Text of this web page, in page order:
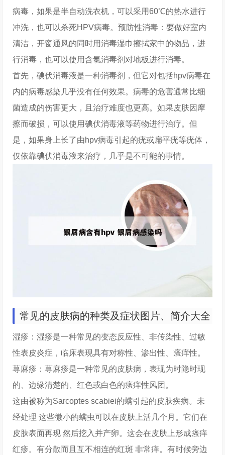
病毒，如果是半自动洗衣机，可以采用60℃的热水进行
冲洗，也可以杀死HPV病毒。预防性消毒：要做好室内
清洁，开窗通风的同时用消毒湿巾擦拭家中的物品，进
行消毒，也可以使用含氯消毒剂对地板进行消毒。
首先，碘伏消毒液是一种消毒剂，但它对包括hpv病毒在
内的病毒感染几乎没有任何效果。病毒的危害通常比细
菌造成的伤害更大，且治疗难度也更高。如果皮肤因摩
擦而破损，可以使用碘伏消毒液等药物进行治疗。但
是，如果身上长了由hpv病毒引起的疣或扁平疣等疣体，
仅依靠碘伏消毒液来治疗，几乎是不可能的事情。
常见的皮肤病的种类及症状图片、简介大全
湿疹：湿疹是一种常见的变态反应性、非传染性、过敏
性表皮炎症，临床表现具有对称性、渗出性、瘙痒性。
荨麻疹：荨麻疹是一种常见的皮肤病，表现为时隐时现
的、边缘清楚的、红色或白色的瘙痒性风团。
这由被称为Sarcoptes scabiei的螨引起的皮肤疾病。未
经处理 这些微小的螨虫可以在皮肤上活几个月。它们在
皮肤表面再现 然后挖入并产卵。这会在皮肤上形成瘙痒
红疹。有分散而且互不相连的红斑 非常痒。有时候旁边